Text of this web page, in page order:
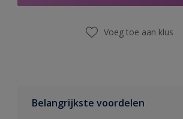
Voeg toe aan klus
Belangrijkste voordelen